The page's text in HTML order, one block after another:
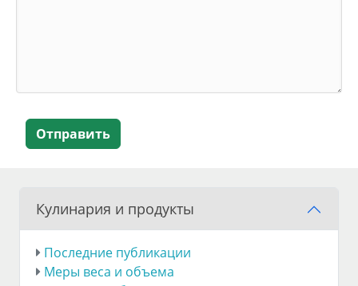
Отправить
Кулинария и продукты
Последние публикации
Меры веса и объема